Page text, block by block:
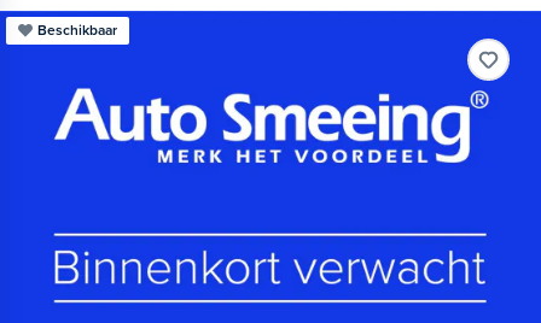
Beschikbaar